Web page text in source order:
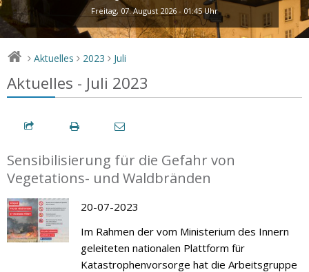
Freitag, 07. August 2026 - 01:45 Uhr
> Aktuelles > 2023 > Juli
Aktuelles - Juli 2023
Sensibilisierung für die Gefahr von
Vegetations- und Waldbränden
20-07-2023
Im Rahmen der vom Ministerium des Innern
geleiteten nationalen Plattform für
Katastrophenvorsorge hat die Arbeitsgruppe